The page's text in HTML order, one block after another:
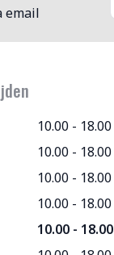
email
10.00 - 18.00
10.00 - 18.00
10.00 - 18.00
10.00 - 18.00
10.00 - 18.00